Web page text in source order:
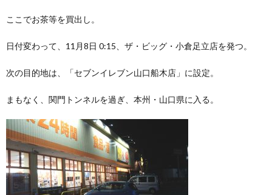
ここでお茶等を買出し。
日付変わって、11月8日 0:15、ザ・ビッグ・小倉足立店を発つ。
次の目的地は、「セブンイレブン山口船木店」に設定。
まもなく、関門トンネルを過ぎ、本州・山口県に入る。